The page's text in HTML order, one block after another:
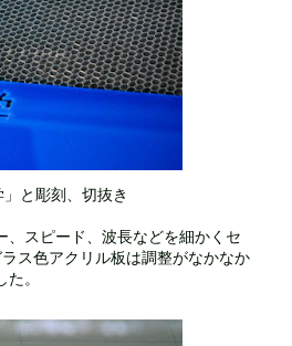
と彫刻、切抜き
スピード、波長などを細かくセ
ス色アクリル板は調整がなかなか
。